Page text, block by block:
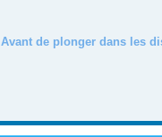
Avant de plonger dans les